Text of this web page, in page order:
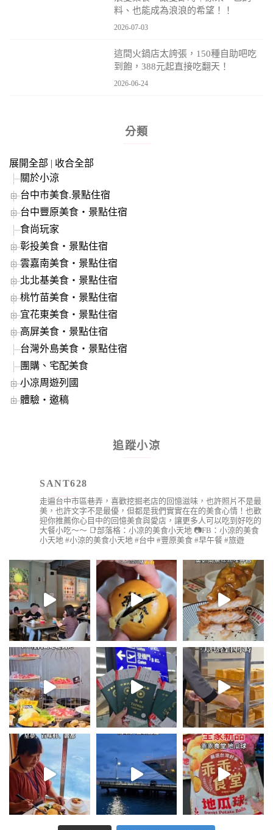
料、也能成為浪浪的希望！！
2026-07-03
這間火鍋店太誇張，150種自助吧吃
到飽，388元起直接吃翻天！
2026-06-24
分類
展開全部 | 收合全部
關於小涼
台中市美食.景點住宿
台中豐原美食‧景點住宿
食尚玩家
彰投美食‧景點住宿
雲嘉南美食‧景點住宿
北北基美食‧景點住宿
桃竹苗美食‧景點住宿
宜花東美食‧景點住宿
高屏美食‧景點住宿
台灣外島美食‧景點住宿
團購、宅配美食
小凉周遊列國
體驗‧邀稿
追蹤小涼
SANT628
走遍台中市區巷弄，喜歡挖掘老店的回憶滋味，也許照片不是最
美，也許文字不是最優，但都是我們實實在在的美食心情！也歡
迎你推薦你心目中的回憶美食與愛店，讓更多人可以吃到好吃的
大餐小吃～～ 📑部落格：小凉的美食小天地 📷FB：小涼的美食
小天地 #小涼的美食小天地 #台中 #豐原美食 #早午餐 #旅遊